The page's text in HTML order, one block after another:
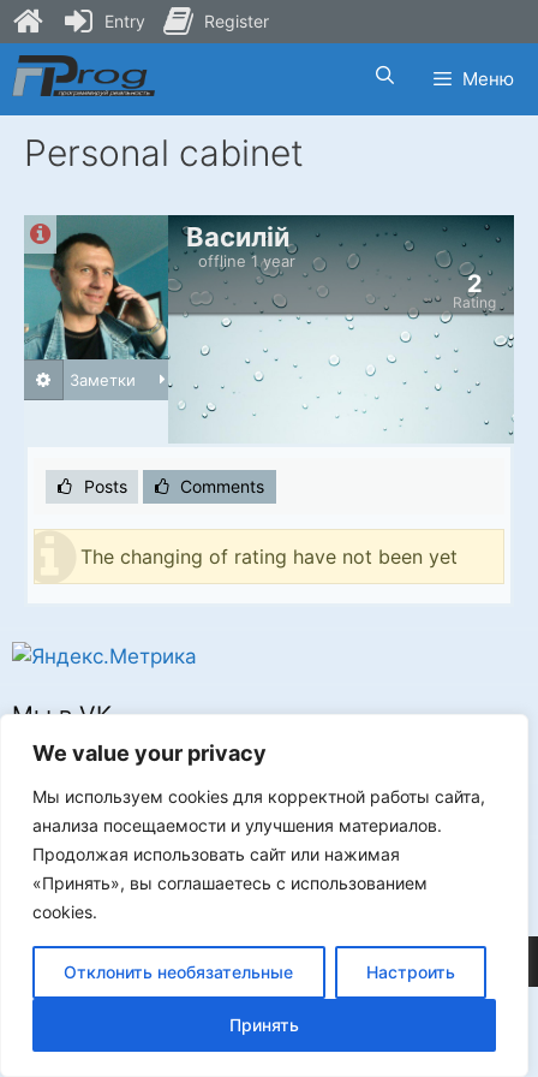
We value your privacy
Мы используем cookies для корректной работы сайта,
анализа посещаемости и улучшения материалов.
Продолжая использовать сайт или нажимая
«Принять», вы соглашаетесь с использованием
cookies.
Отклонить необязательные Настроить
Принять
Skip
to
content
Меню
Personal cabinet
Василій
offline 1 year
Rating
2
Заметки
Posts Comments
The changing of rating have not been yet
Мы в VK
Реклама
Entry Register